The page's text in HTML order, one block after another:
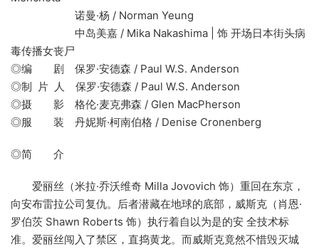
诺曼·杨 / Norman Yeung
中岛美嘉 / Mika Nakashima | 饰 开场日本街头病
毒传播女丧尸
◎编 剧 保罗·安德森 / Paul W.S. Anderson
◎制 片 人 保罗·安德森 / Paul W.S. Anderson
◎摄 影 格伦·麦克弗森 / Glen MacPherson
◎服 装 丹妮斯·柯南伯格 / Denise Cronenberg
◎简 介
爱丽丝（米拉·乔沃维奇 Milla Jovovich 饰）重回在东京，
向安布雷拉公司复仇。后者潜藏在地球的底部，威斯克（肖恩·
罗伯茨 Shawn Roberts 饰）执行着自以为是的安 全技术标
准。爱丽丝闯入了禁区，直捣黄龙。而威斯克竟然不惜毁灭城